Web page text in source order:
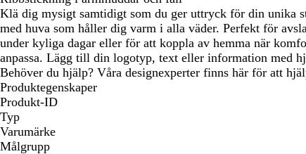
Klä dig mysigt samtidigt som du ger uttryck för din unika
med huva som håller dig varm i alla väder. Perfekt för
under kyliga dagar eller för att koppla av hemma när
anpassa. Lägg till din logotyp, text eller information med
Behöver du hjälp? Våra designexperter finns här för att
Produktegenskaper
Produkt-ID
Typ
Varumärke
Målgrupp